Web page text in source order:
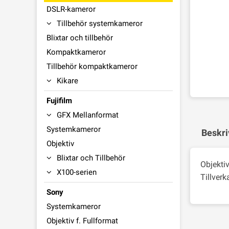
DSLR-kameror
Tillbehör systemkameror
Blixtar och tillbehör
Kompaktkameror
Tillbehör kompaktkameror
Kikare
Fujifilm
GFX Mellanformat
Systemkameror
Objektiv
Blixtar och Tillbehör
X100-serien
Sony
Systemkameror
Objektiv f. Fullformat